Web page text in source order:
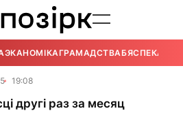
ЭКАНОМІКАГРАМАДСТВАБЯСПЕКА
19:08
другі раз за месяц